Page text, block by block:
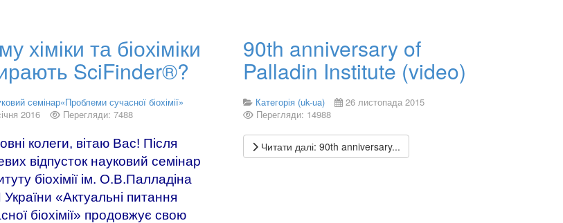
хіміки та біохіміки
SciFinder®?
семінар«Проблеми сучасної біохімії»
2016
Перегляди: 7488
колеги, вітаю Вас! Після
відпусток науковий семінар
біохімії ім. О.В.Палладіна
«Актуальні питання
біохімії» продовжує свою
90th anniversary of
Palladin Institute (video)
Категорія (uk-ua)
26 листопада 2015
Перегляди: 14988
Читати далі: 90th anniversary...